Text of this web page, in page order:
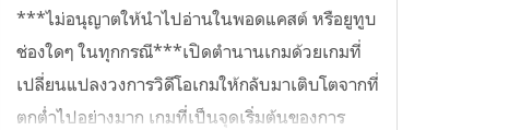
***ไม่อนุญาตให้นำไปอ่านในพอดแคสต์ หรือยูทูบ
ช่องใดๆ ในทุกกรณี***เปิดตำนานเกมด้วยเกมที่
เปลี่ยนแปลงวงการวิดีโอเกมให้กลับมาเติบโตจากที่
ตกต่ำไปอย่างมาก เกมที่เป็นจุดเริ่มต้นของการ